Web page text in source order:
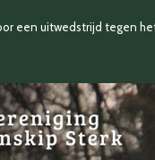
een uitwedstrijd tegen